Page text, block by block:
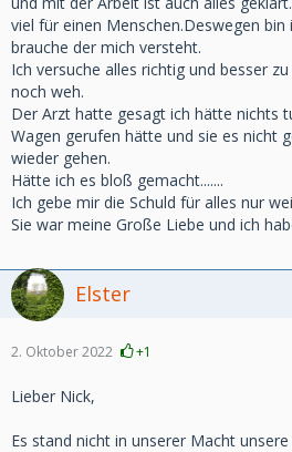
viel für einen Menschen.Deswegen
brauche der mich versteht.
Ich versuche alles richtig und besser
noch weh.
Der Arzt hatte gesagt ich hätte nichts
Wagen gerufen hätte und sie es nicht
wieder gehen.
Hätte ich es bloß gemacht.......
Ich gebe mir die Schuld für alles nur
Sie war meine Große Liebe und ich
Elster
2. Oktober 2022 +1
Lieber Nick,
Es stand nicht in unserer Macht